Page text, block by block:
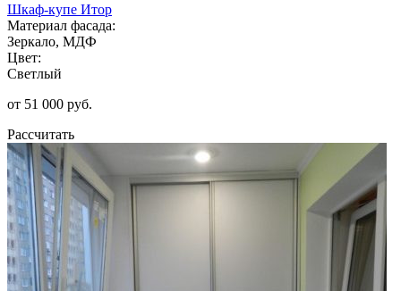
Шкаф-купе Итор
Материал фасада:
Зеркало, МДФ
Цвет:
Светлый
от 51 000 руб.
Рассчитать